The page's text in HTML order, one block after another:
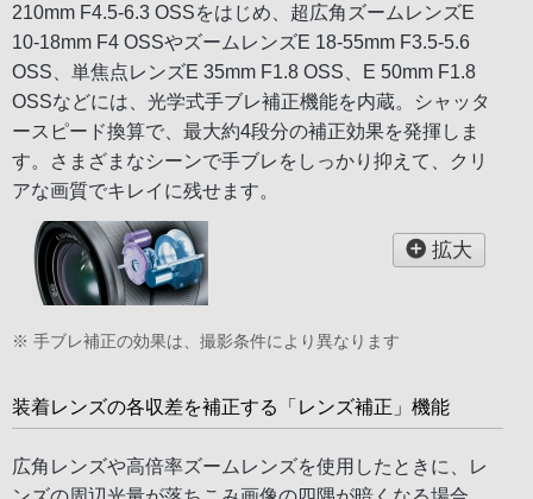
210mm F4.5-6.3 OSSをはじめ、超広角ズームレンズE
10-18mm F4 OSSやズームレンズE 18-55mm F3.5-5.6
OSS、単焦点レンズE 35mm F1.8 OSS、E 50mm F1.8
OSSなどには、光学式手ブレ補正機能を内蔵。シャッタ
ースピード換算で、最大約4段分の補正効果を発揮しま
す。さまざまなシーンで手ブレをしっかり抑えて、クリ
アな画質でキレイに残せます。
拡大
※ 手ブレ補正の効果は、撮影条件により異なります
装着レンズの各収差を補正する「レンズ補正」機能
広角レンズや高倍率ズームレンズを使用したときに、レ